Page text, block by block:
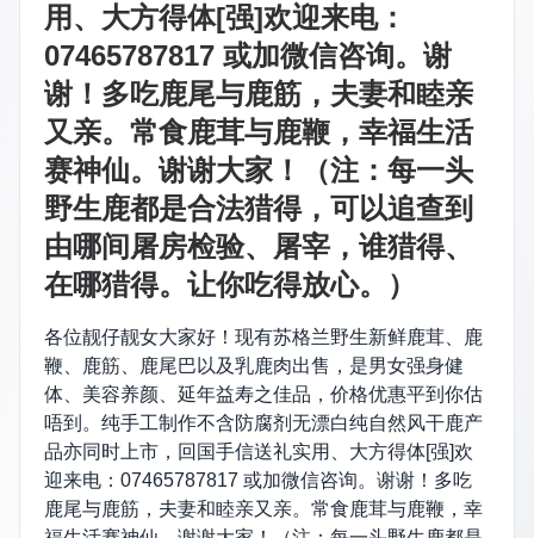
用、大方得体[强]欢迎来电：
07465787817 或加微信咨询。谢
谢！多吃鹿尾与鹿筋，夫妻和睦亲
又亲。常食鹿茸与鹿鞭，幸福生活
赛神仙。谢谢大家！（注：每一头
野生鹿都是合法猎得，可以追查到
由哪间屠房检验、屠宰，谁猎得、
在哪猎得。让你吃得放心。）
各位靓仔靓女大家好！现有苏格兰野生新鲜鹿茸、鹿
鞭、鹿筋、鹿尾巴以及乳鹿肉出售，是男女强身健
体、美容养颜、延年益寿之佳品，价格优惠平到你估
唔到。纯手工制作不含防腐剂无漂白纯自然风干鹿产
品亦同时上市，回国手信送礼实用、大方得体[强]欢
迎来电：07465787817 或加微信咨询。谢谢！多吃
鹿尾与鹿筋，夫妻和睦亲又亲。常食鹿茸与鹿鞭，幸